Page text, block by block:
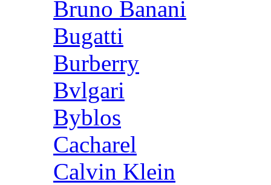
Bruno Banani
Bugatti
Burberry
Bvlgari
Byblos
Cacharel
Calvin Klein